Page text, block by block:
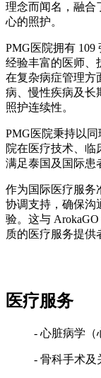
理念而闻名，融合
心的照护。
PMG医院拥有
经验丰富的医师、
在复杂病症管理方
病、慢性疾病及长
照护连续性。
PMG医院秉持以
院在医疗技术、临
满足泰国及国际患
作为国际医疗服务
协调支持，确保沟
验。这与
质的医疗服务提供
医疗服务
- 心脏病学（心
- 骨科手术及